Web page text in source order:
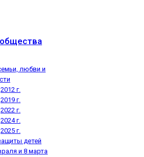
любви и
2012 г.
2019 г.
2022 г.
2024 г.
2025 г.
детей
и 8 марта